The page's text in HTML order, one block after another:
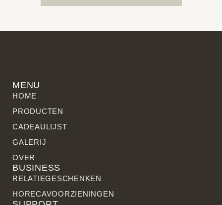
MENU
HOME
PRODUCTEN
CADEAULIJST
GALERIJ
OVER
BUSINESS
RELATIE­GESCHENKEN
HORECAVOORZIENINGEN